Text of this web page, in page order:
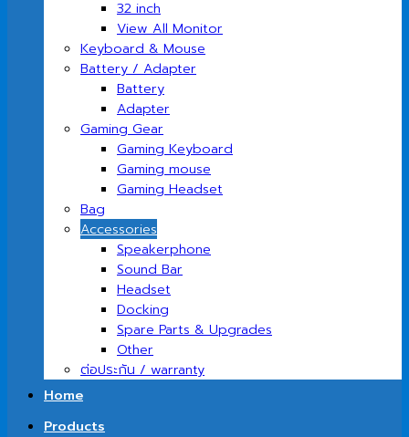
32 inch
View All Monitor
Keyboard & Mouse
Battery / Adapter
Battery
Adapter
Gaming Gear
Gaming Keyboard
Gaming mouse
Gaming Headset
Bag
Accessories
Speakerphone
Sound Bar
Headset
Docking
Spare Parts & Upgrades
Other
ต่อประกัน / warranty
Home
Products